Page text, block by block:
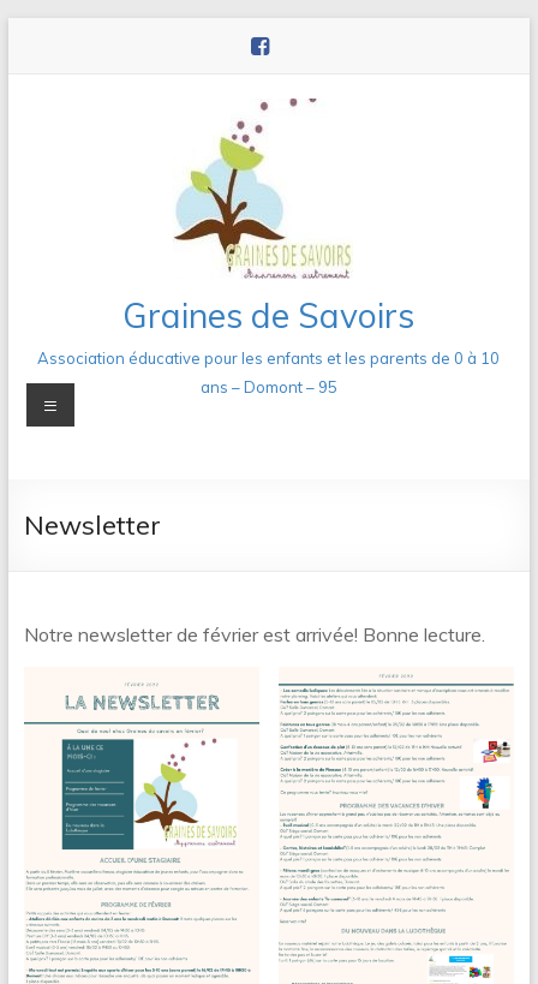
Graines de Savoirs
Association éducative pour les enfants et les parents de 0 à 10
ans – Domont – 95
Menu
Newsletter
Notre newsletter de février est arrivée! Bonne lecture.